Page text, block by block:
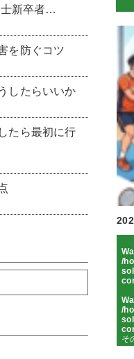
/
/
そ
新卒者…
を防ぐコツ
したらいいか
たら最初に行